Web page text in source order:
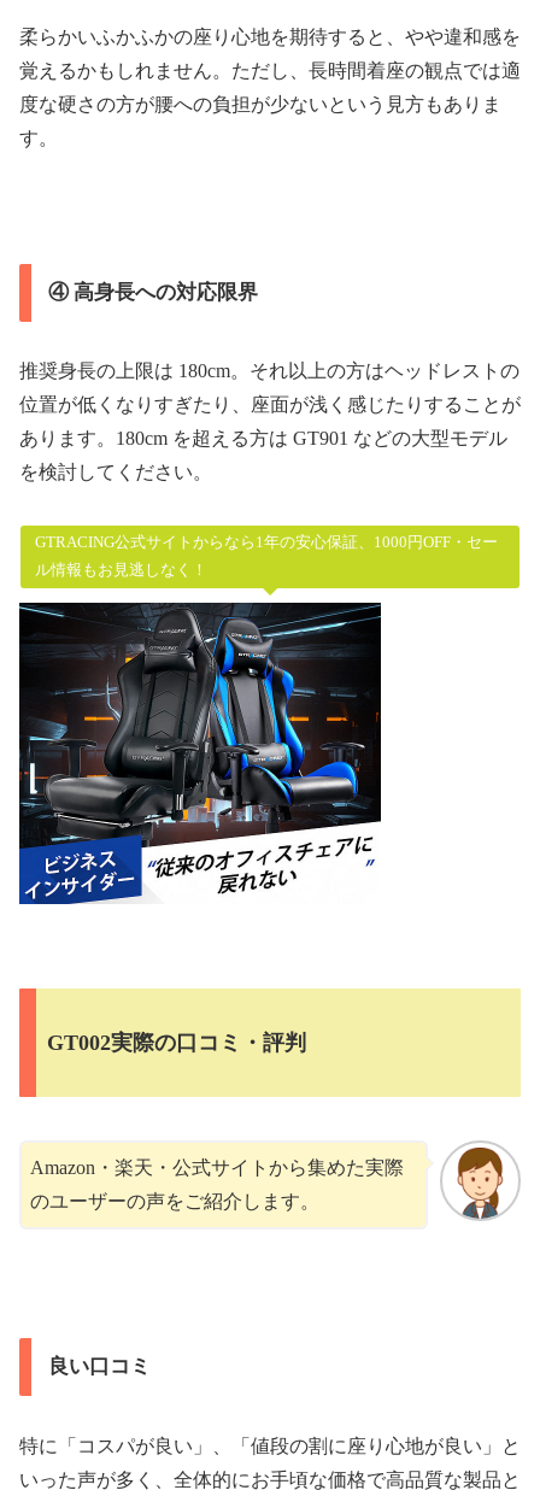
柔らかいふかふかの座り心地を期待すると、やや違和感を
覚えるかもしれません。ただし、長時間着座の観点では適
度な硬さの方が腰への負担が少ないという見方もありま
す。
④ 高身長への対応限界
推奨身長の上限は 180cm。それ以上の方はヘッドレストの
位置が低くなりすぎたり、座面が浅く感じたりすることが
あります。180cm を超える方は GT901 などの大型モデル
を検討してください。
GTRACING公式サイトからなら1年の安心保証、1000円OFF・セー
ル情報もお見逃しなく！
GT002実際の口コミ・評判
Amazon・楽天・公式サイトから集めた実際
のユーザーの声をご紹介します。
良い口コミ
特に「コスパが良い」、「値段の割に座り心地が良い」と
いった声が多く、全体的にお手頃な価格で高品質な製品と